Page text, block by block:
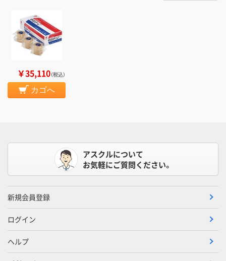
￥35,110（税込）
カゴへ
アスクルについて
お気軽にご質問ください。
新規会員登録
ログイン
ヘルプ